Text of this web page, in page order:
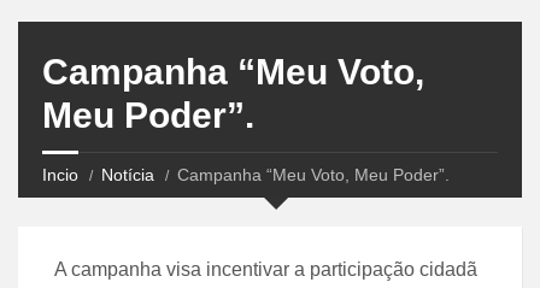
Campanha “Meu Voto,
Meu Poder”.
Incio Notícia Campanha “Meu Voto, Meu Poder”.
A campanha visa incentivar a participação cidadã